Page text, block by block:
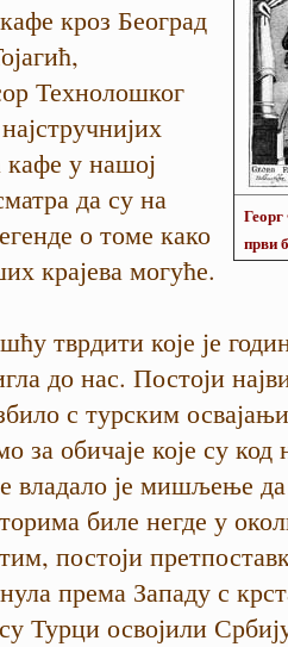
први
кроз Београд
Технолошког
кафе у нашој
да су на
о томе како
крајева могуће.
тврдити које је
до нас. Постоји
с турским
за обичаје које су код
владало је мишљење
биле негде у
постоји
према Западу с
Турци освојили